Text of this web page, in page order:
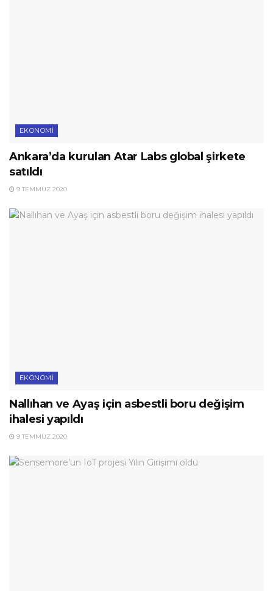
EKONOMI
Ankara’da kurulan Atar Labs global şirkete
satıldı
9 TEMMUZ 2020
EKONOMI
Nallıhan ve Ayaş için asbestli boru değişim
ihalesi yapıldı
9 TEMMUZ 2020